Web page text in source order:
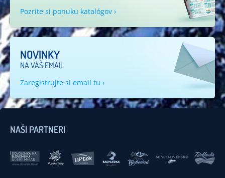
Pozrite si ponuku katalógov ›
NOVINKY
NA VÁŠ EMAIL
Zaregistrujte si email tu ›
NAŠI PARTNERI